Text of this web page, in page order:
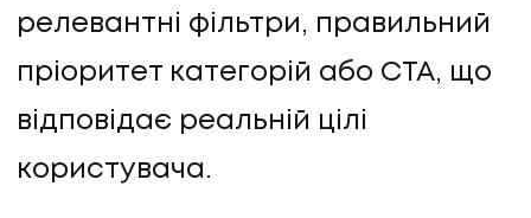
релевантні фільтри, правильний
пріоритет категорій або CTA, що
відповідає реальній цілі
користувача.